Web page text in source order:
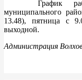
График работы
муниципального
13.48), пятница с
выходной.
Администрация